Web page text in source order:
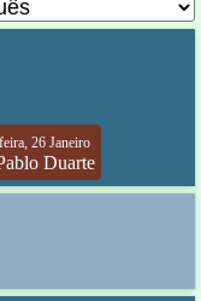
26 Janeiro
Duarte